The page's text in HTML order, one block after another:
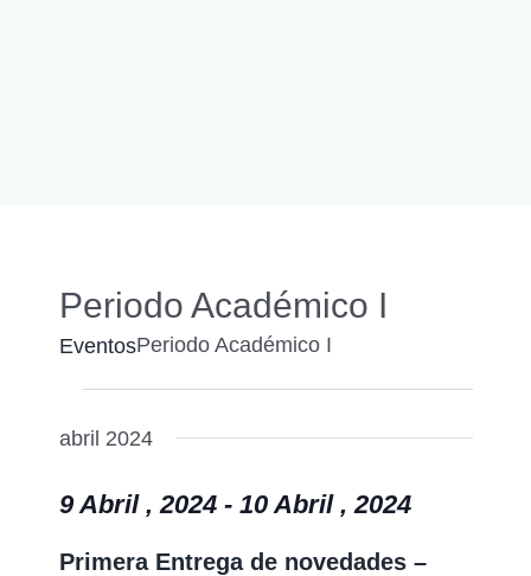
Periodo Académico I
EventosPeriodo Académico I
de
abril 2024
Primera Entrega de novedades –
9 Abril , 2024- 10 Abril , 2024